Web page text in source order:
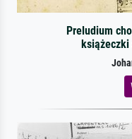
Preludium
książeczki